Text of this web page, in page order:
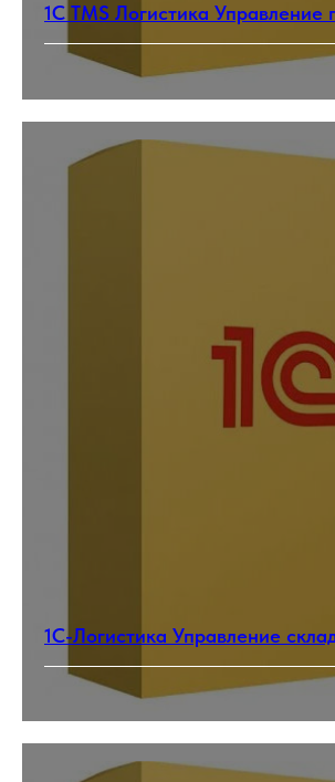
1С TMS Логистика Управление
1С-Логистика Управление